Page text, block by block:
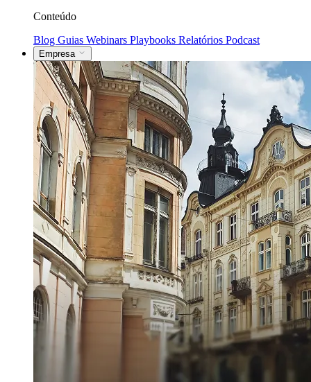
Conteúdo
Blog Guias Webinars Playbooks Relatórios Podcast
Empresa